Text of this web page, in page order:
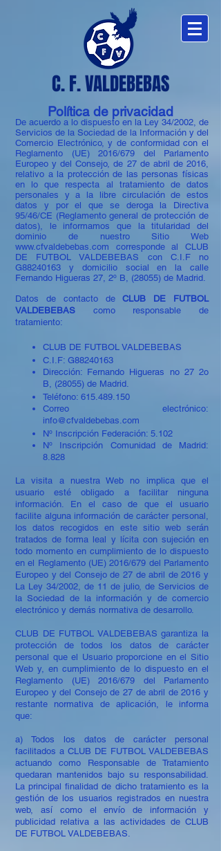
C. F. VALDEBEBAS
Política de privacidad
De acuerdo a lo dispuesto en la Ley 34/2002, de
Servicios de la Sociedad de la Información y del
Comercio Electrónico, y de conformidad con el
Reglamento (UE) 2016/679 del Parlamento
Europeo y del Consejo, de 27 de abril de 2016,
relativo a la protección de las personas físicas
en lo que respecta al tratamiento de datos
personales y a la libre circulación de estos
datos y por el que se deroga la Directiva
95/46/CE (Reglamento general de protección de
datos), le informamos que la titularidad del
dominio de nuestro Sitio Web
www.cfvaldebebas.com corresponde al CLUB
DE FUTBOL VALDEBEBAS con C.I.F no
G88240163 y domicilio social en la calle
Fernando Higueras 27, 2º B, (28055) de Madrid.
Datos de contacto deCLUB DE FUTBOL
VALDEBEBAS como responsable de
tratamiento:
CLUB DE FUTBOL VALDEBEBAS
C.I.F: G88240163
Dirección: Fernando Higueras no 27 2o
B, (28055) de Madrid.
Teléfono: 615.489.150
Correo electrónico:
info@cfvaldebebas.com
Nº Inscripción Federación: 5.102
Nº Inscripción Comunidad de Madrid:
8.828
La visita a nuestra Web no implica que el
usuario esté obligado a facilitar ninguna
información. En el caso de que el usuario
facilite alguna información de carácter personal,
los datos recogidos en este sitio web serán
tratados de forma leal y lícita con sujeción en
todo momento en cumplimiento de lo dispuesto
en el Reglamento (UE) 2016/679 del Parlamento
Europeo y del Consejo de 27 de abril de 2016 y
La Ley 34/2002, de 11 de julio, de Servicios de
la Sociedad de la información y de comercio
electrónico y demás normativa de desarrollo.
CLUB DE FUTBOL VALDEBEBAS garantiza la
protección de todos los datos de carácter
personal que el Usuario proporcione en el Sitio
Web y, en cumplimiento de lo dispuesto en el
Reglamento (UE) 2016/679 del Parlamento
Europeo y del Consejo de 27 de abril de 2016 y
restante normativa de aplicación, le informa
que:
a) Todos los datos de carácter personal
facilitados a CLUB DE FUTBOL VALDEBEBAS
actuando como Responsable de Tratamiento
quedaran mantenidos bajo su responsabilidad.
La principal finalidad de dicho tratamiento es la
gestión de los usuarios registrados en nuestra
web, así como el envío de información y
publicidad relativa a las actividades de CLUB
DE FUTBOL VALDEBEBAS.